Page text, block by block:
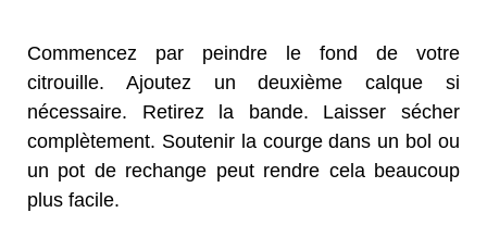
Commencez par peindre le fond de votre
citrouille. Ajoutez un deuxième calque si
nécessaire. Retirez la bande. Laisser sécher
complètement. Soutenir la courge dans un bol ou
un pot de rechange peut rendre cela beaucoup
plus facile.